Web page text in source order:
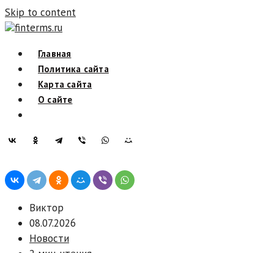
Skip to content
finterms.ru
Главная
Политика сайта
Карта сайта
О сайте
Виктор
08.07.2026
Новости